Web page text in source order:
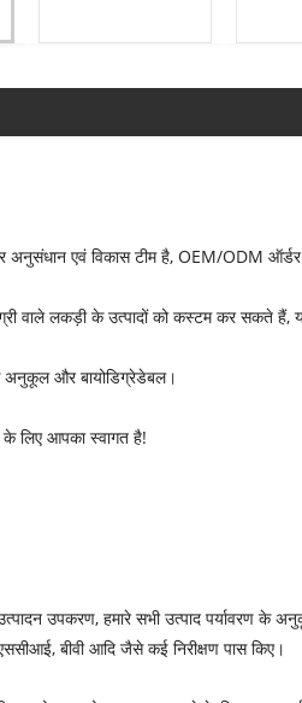
अनुसंधान एवं विकास टीम है, OEM/ODM
वाले लकड़ी के उत्पादों को कस्टम कर सकते
अनुकूल और बायोडिग्रेडेबल।
लिए आपका स्वागत है!
उपकरण, हमारे सभी उत्पाद पर्यावरण के
बीवी आदि जैसे कई निरीक्षण पास किए।